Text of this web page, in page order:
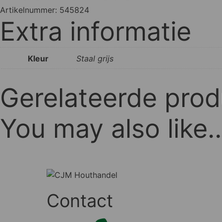
Artikelnummer: 545824
Extra informatie
Kleur Staal grijs
Gerelateerde
You may also
Contact